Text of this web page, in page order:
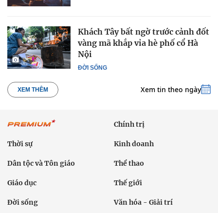
ĐỜI SỐNG
Khách Tây bất ngờ trước cảnh đốt
vàng mã khắp vỉa hè phố cổ Hà
Nội
XEM THÊM Xem tin theo ngày
Chính trị
Thời sự Kinh doanh
Dân tộc và Tôn giáo Thể thao
Giáo dục Thế giới
Đời sống Văn hóa - Giải trí